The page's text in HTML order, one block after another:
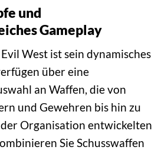
und
Gameplay
West ist sein dynamisches
über eine
an Waffen, die von
und Gewehren bis hin zu
Organisation entwickelten
Sie Schusswaffen